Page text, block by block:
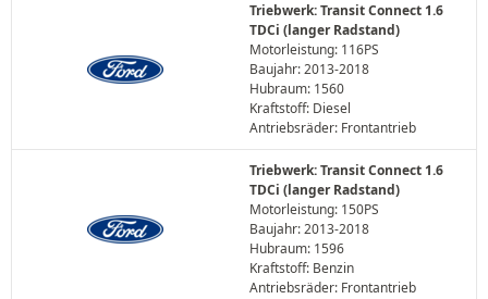
Triebwerk: Transit Connect 1.6
TDCi (langer Radstand)
Motorleistung: 116PS
Baujahr: 2013-2018
Hubraum: 1560
Kraftstoff: Diesel
Antriebsräder: Frontantrieb
Triebwerk: Transit Connect 1.6
TDCi (langer Radstand)
Motorleistung: 150PS
Baujahr: 2013-2018
Hubraum: 1596
Kraftstoff: Benzin
Antriebsräder: Frontantrieb